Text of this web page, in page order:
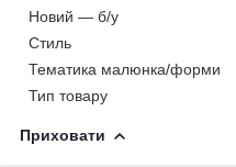
Новий — б/у
Стиль
Тематика малюнка/форми
Тип товару
Приховати